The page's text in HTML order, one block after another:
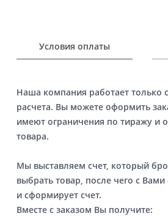
Условия оплаты
Наша компания работает
расчета. Вы можете оформить
имеют ограничения по тиражу и
товара.
Мы выставляем счет, который
выбрать товар, после чего с
и сформирует счет.
Вместе с заказом Вы получите: